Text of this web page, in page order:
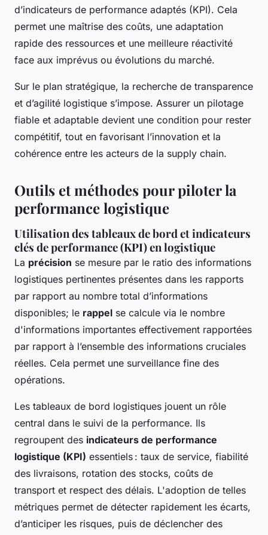
d’indicateurs de performance adaptés (KPI). Cela
permet une maîtrise des coûts, une adaptation
rapide des ressources et une meilleure réactivité
face aux imprévus ou évolutions du marché.
Sur le plan stratégique, la recherche de transparence
et d’agilité logistique s’impose. Assurer un pilotage
fiable et adaptable devient une condition pour rester
compétitif, tout en favorisant l’innovation et la
cohérence entre les acteurs de la supply chain.
Outils et méthodes pour piloter la
performance logistique
Utilisation des tableaux de bord et indicateurs
clés de performance (KPI) en logistique
La précision se mesure par le ratio des informations
logistiques pertinentes présentes dans les rapports
par rapport au nombre total d’informations
disponibles; le rappel se calcule via le nombre
d'informations importantes effectivement rapportées
par rapport à l’ensemble des informations cruciales
réelles. Cela permet une surveillance fine des
opérations.
Les tableaux de bord logistiques jouent un rôle
central dans le suivi de la performance. Ils
regroupent des indicateurs de performance
logistique (KPI) essentiels : taux de service, fiabilité
des livraisons, rotation des stocks, coûts de
transport et respect des délais. L'adoption de telles
métriques permet de détecter rapidement les écarts,
d’anticiper les risques, puis de déclencher des